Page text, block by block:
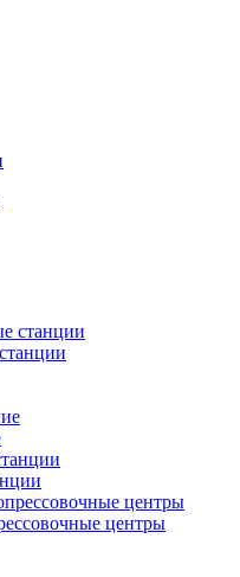
центры